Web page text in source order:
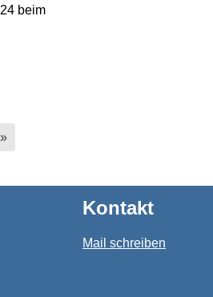
beim
Kontakt
Mail schreiben